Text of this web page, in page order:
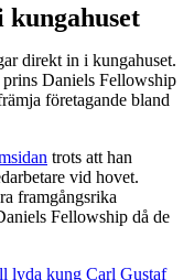
direkt in i kungahuset.
Daniels Fellowship
företagande bland
trots att han
vid hovet.
framgångsrika
Fellowship då de
lyda kung Carl Gustaf